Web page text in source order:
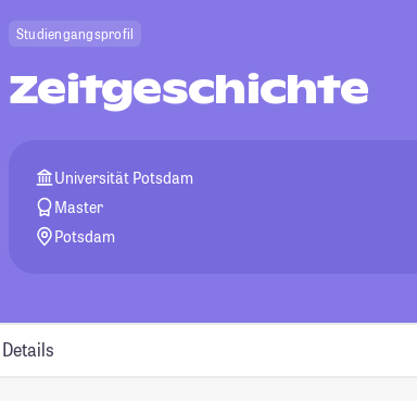
Studiengangsprofil
Zeitgeschichte
Universität Potsdam
Master
Potsdam
Details